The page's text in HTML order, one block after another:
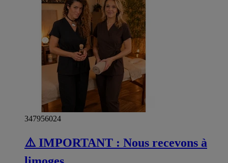
347956024
⚠️ IMPORTANT : Nous recevons à